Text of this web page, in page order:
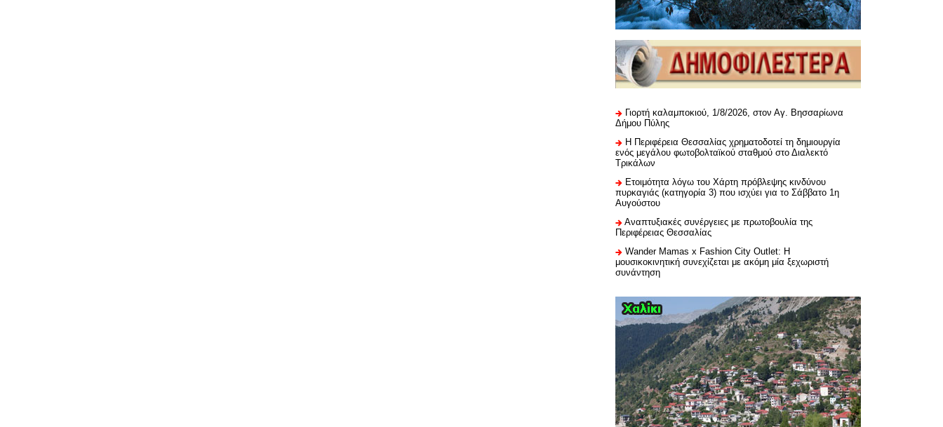
Γιορτή καλαμποκιού, 1/8/2026, στον Αγ. Βησσαρίωνα
Δήμου Πύλης
H Περιφέρεια Θεσσαλίας χρηματοδοτεί τη δημιουργία
ενός μεγάλου φωτοβολταϊκού σταθμού στο Διαλεκτό
Τρικάλων
Ετοιμότητα λόγω του Χάρτη πρόβλεψης κινδύνου
πυρκαγιάς (κατηγορία 3) που ισχύει για το Σάββατο 1η
Αυγούστου
Αναπτυξιακές συνέργειες με πρωτοβουλία της
Περιφέρειας Θεσσαλίας
Wander Mamas x Fashion City Outlet: Η
μουσικοκινητική συνεχίζεται με ακόμη μία ξεχωριστή
συνάντηση